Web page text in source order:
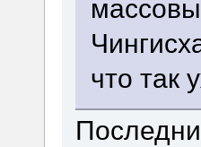
что так